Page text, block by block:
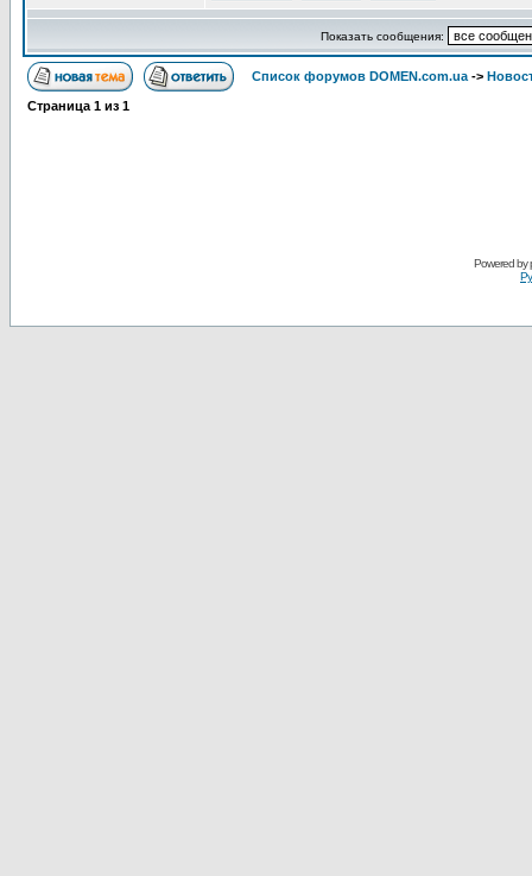
Показать сообщения:
Список форумов DOMEN.com.ua ->
Страница 1 из 1
Powered by